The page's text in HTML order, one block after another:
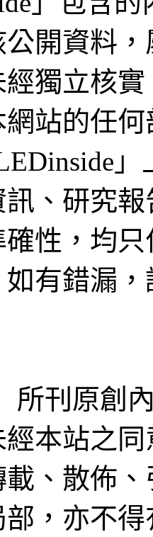
開資料
獨立核
站的任
、研究
性，均
有錯漏
所刊原創
本站之
、散佈
，亦不